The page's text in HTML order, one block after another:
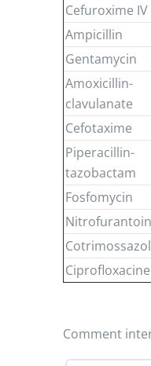
Cefuroxime IV
Ampicillin
Gentamycin
Amoxicillin-
clavulanate
Cefotaxime
Piperacillin-
tazobactam
Fosfomycin
Ciprofloxacine
Comment